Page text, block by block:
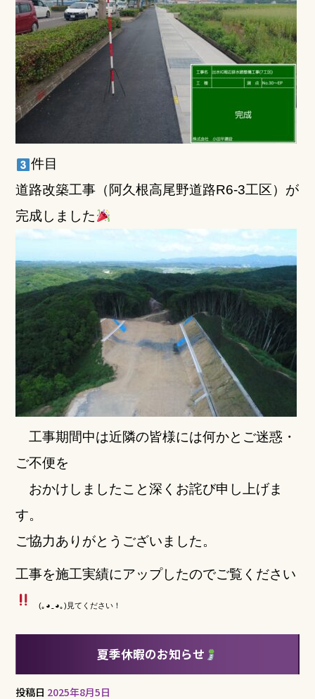
件目
道路改築工事（阿久根高尾野道路R6-3工区）が
完成しました
工事期間中は近隣の皆様には何かと ご迷惑・
ご不便を
おかけしましたこと深くお詫び申し上げま
す。
ご協力ありがとうございました。
工事を施工実績にアップしたのでご覧ください
(｡◕‿◕｡)見てください！
夏季休暇のお知らせ
投稿日 2025年8月5日